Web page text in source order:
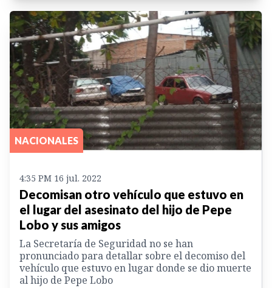
NACIONALES
4:35 PM 16 jul. 2022
Decomisan otro vehículo que estuvo en
el lugar del asesinato del hijo de Pepe
Lobo y sus amigos
La Secretaría de Seguridad no se han
pronunciado para detallar sobre el decomiso del
vehículo que estuvo en lugar donde se dio muerte
al hijo de Pepe Lobo